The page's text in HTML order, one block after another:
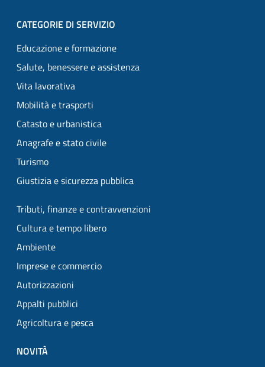
CATEGORIE DI SERVIZIO
Educazione e formazione
Salute, benessere e assistenza
Vita lavorativa
Mobilità e trasporti
Catasto e urbanistica
Anagrafe e stato civile
Turismo
Giustizia e sicurezza pubblica
Tributi, finanze e contravvenzioni
Cultura e tempo libero
Ambiente
Imprese e commercio
Autorizzazioni
Appalti pubblici
Agricoltura e pesca
NOVITÀ